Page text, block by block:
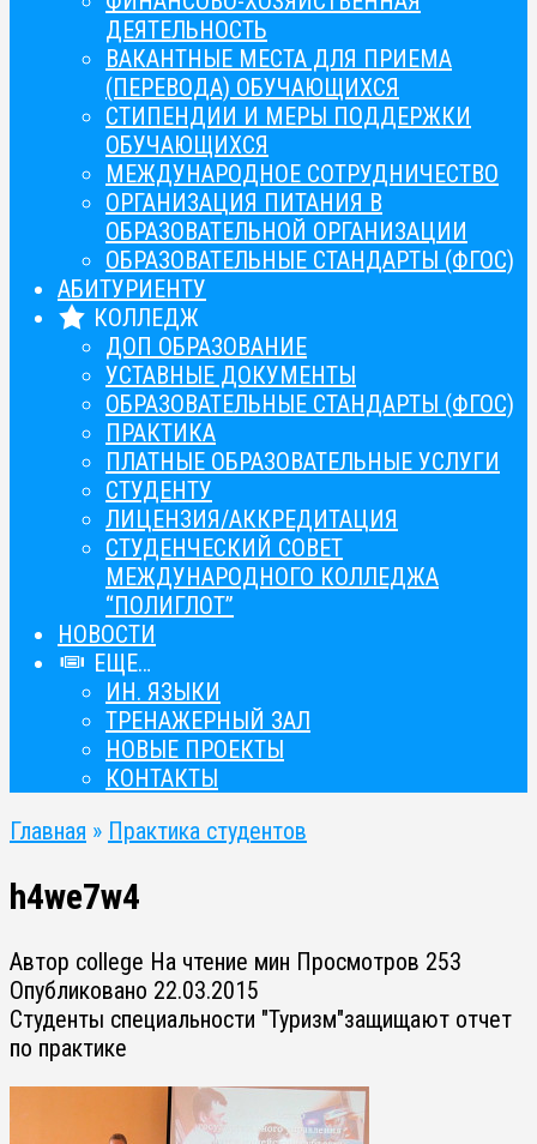
ДЕЯТЕЛЬНОСТЬ
ВАКАНТНЫЕ МЕСТА ДЛЯ ПРИЕМА
(ПЕРЕВОДА) ОБУЧАЮЩИХСЯ
СТИПЕНДИИ И МЕРЫ ПОДДЕРЖКИ
ОБУЧАЮЩИХСЯ
МЕЖДУНАРОДНОЕ СОТРУДНИЧЕСТВО
ОРГАНИЗАЦИЯ ПИТАНИЯ В
ОБРАЗОВАТЕЛЬНОЙ ОРГАНИЗАЦИИ
ОБРАЗОВАТЕЛЬНЫЕ СТАНДАРТЫ (ФГОС)
АБИТУРИЕНТУ
КОЛЛЕДЖ
ДОП ОБРАЗОВАНИЕ
УСТАВНЫЕ ДОКУМЕНТЫ
ОБРАЗОВАТЕЛЬНЫЕ СТАНДАРТЫ (ФГОС)
ПРАКТИКА
ПЛАТНЫЕ ОБРАЗОВАТЕЛЬНЫЕ УСЛУГИ
СТУДЕНТУ
ЛИЦЕНЗИЯ/АККРЕДИТАЦИЯ
СТУДЕНЧЕСКИЙ СОВЕТ
МЕЖДУНАРОДНОГО КОЛЛЕДЖА
“ПОЛИГЛОТ”
НОВОСТИ
ЕЩЕ…
ИН. ЯЗЫКИ
ТРЕНАЖЕРНЫЙ ЗАЛ
НОВЫЕ ПРОЕКТЫ
КОНТАКТЫ
Главная » Практика студентов
h4we7w4
Автор college На чтение мин Просмотров 253
Опубликовано 22.03.2015
Студенты специальности "Туризм"защищают отчет
по практике